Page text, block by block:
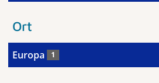
Ort
Europa 1